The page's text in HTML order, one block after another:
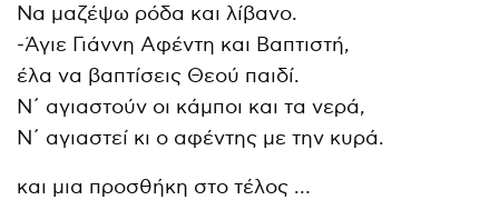
Να μαζέψω ρόδα και λίβανο.
-Άγιε Γιάννη Αφέντη και Βαπτιστή,
έλα να βαπτίσεις Θεού παιδί.
Ν΄ αγιαστούν οι κάμποι και τα νερά,
Ν΄ αγιαστεί κι ο αφέντης με την κυρά.
και μια προσθήκη στο τέλος …